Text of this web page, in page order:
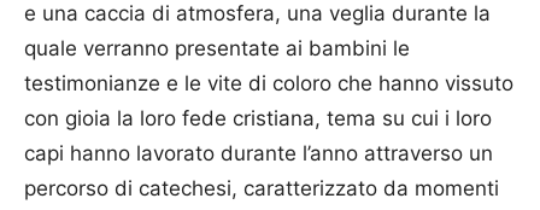
e una caccia di atmosfera, una veglia durante la
quale verranno presentate ai bambini le
testimonianze e le vite di coloro che hanno vissuto
con gioia la loro fede cristiana, tema su cui i loro
capi hanno lavorato durante l’anno attraverso un
percorso di catechesi, caratterizzato da momenti